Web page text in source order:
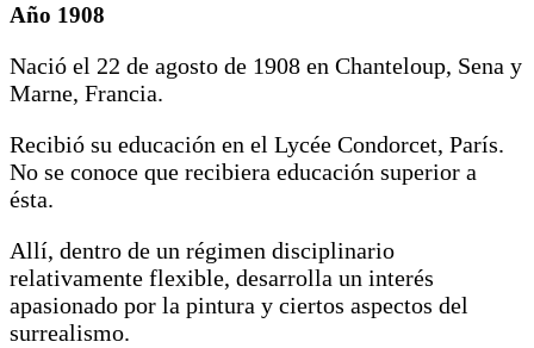
Año 1908
Nació el 22 de agosto de 1908 en Chanteloup, Sena y
Marne, Francia.
Recibió su educación en el Lycée Condorcet, París.
No se conoce que recibiera educación superior a
ésta.
Allí, dentro de un régimen disciplinario
relativamente flexible, desarrolla un interés
apasionado por la pintura y ciertos aspectos del
surrealismo.